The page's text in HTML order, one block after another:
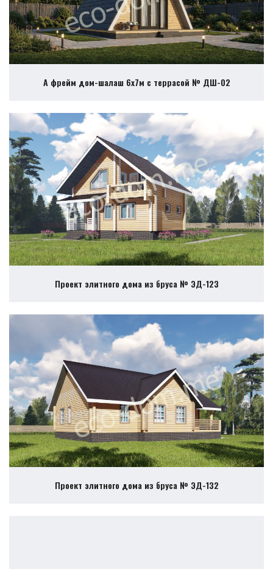
А фрейм дом-шалаш 6х7м с террасой № ДШ-02
Проект элитного дома из бруса № ЭД-123
Проект элитного дома из бруса № ЭД-132